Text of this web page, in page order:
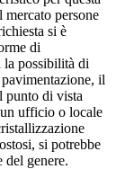
persone
si è
di
possibilità di
il
punto di vista
un ufficio o locale
si potrebbe
del genere.